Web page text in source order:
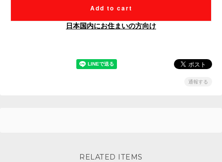
Add to cart
日本国内にお住まいの方向け
通報する
RELATED ITEMS